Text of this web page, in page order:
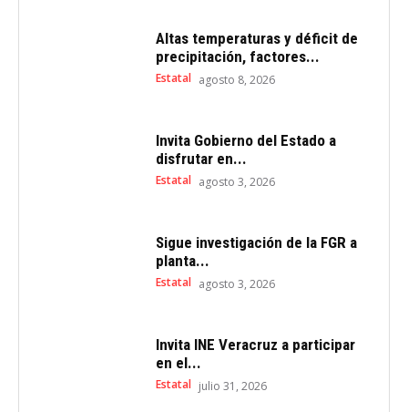
Altas temperaturas y déficit de
precipitación, factores...
Estatal agosto 8, 2026
Invita Gobierno del Estado a
disfrutar en...
Estatal agosto 3, 2026
Sigue investigación de la FGR a
planta...
Estatal agosto 3, 2026
Invita INE Veracruz a participar
en el...
Estatal julio 31, 2026